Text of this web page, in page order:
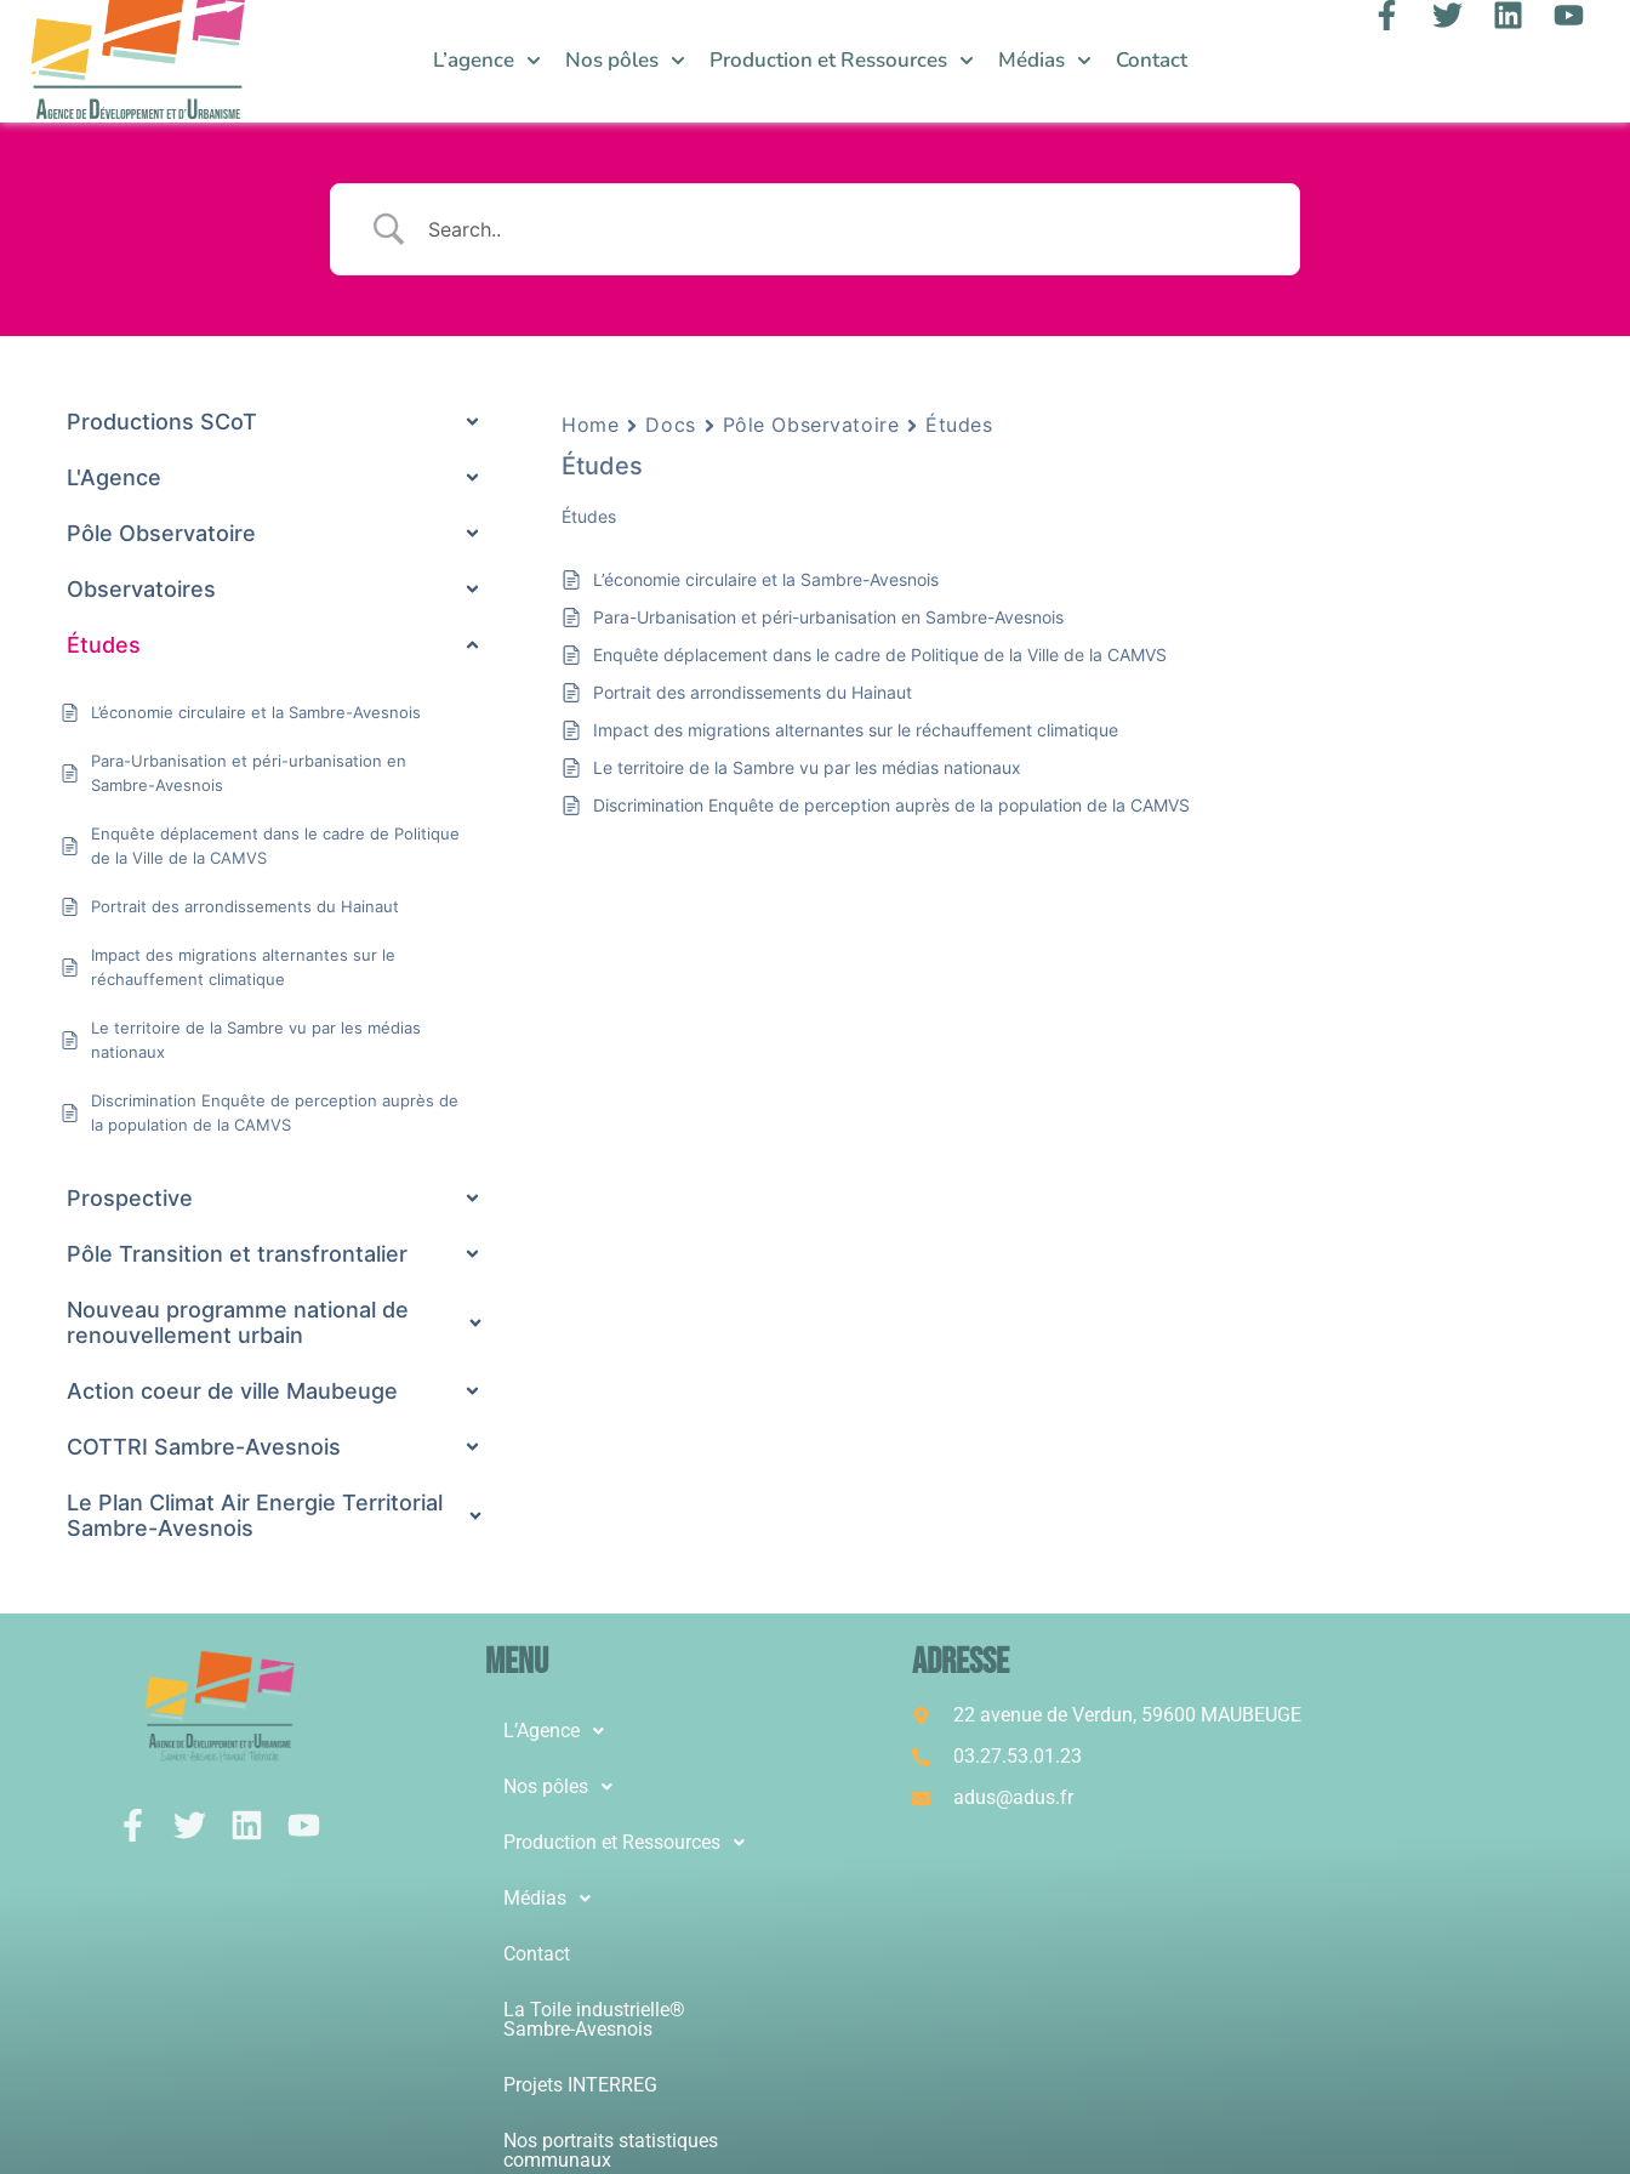
L’agence Nos pôles Production et Ressources Médias Contact
Productions SCoT
L'Agence
Pôle Observatoire
Observatoires
Études
L’économie circulaire et la Sambre-Avesnois
Para-Urbanisation et péri-urbanisation en
Sambre-Avesnois
Enquête déplacement dans le cadre de Politique
de la Ville de la CAMVS
Portrait des arrondissements du Hainaut
Impact des migrations alternantes sur le
réchauffement climatique
Le territoire de la Sambre vu par les médias
nationaux
Discrimination Enquête de perception auprès de
la population de la CAMVS
Prospective
Pôle Transition et transfrontalier
Nouveau programme national de
renouvellement urbain
Action coeur de ville Maubeuge
COTTRI Sambre-Avesnois
Le Plan Climat Air Energie Territorial
Sambre-Avesnois
Home Docs Pôle Observatoire Études
Études
Études
L’économie circulaire et la Sambre-Avesnois
Para-Urbanisation et péri-urbanisation en Sambre-Avesnois
Enquête déplacement dans le cadre de Politique de la Ville de la CAMVS
Portrait des arrondissements du Hainaut
Impact des migrations alternantes sur le réchauffement climatique
Le territoire de la Sambre vu par les médias nationaux
Discrimination Enquête de perception auprès de la population de la CAMVS
Menu
L’Agence
Nos pôles
Production et Ressources
Médias
Contact
La Toile industrielle®
Sambre-Avesnois
Projets INTERREG
Nos portraits statistiques
communaux
ADRESSE
22 avenue de Verdun, 59600 MAUBEUGE
03.27.53.01.23
adus@adus.fr